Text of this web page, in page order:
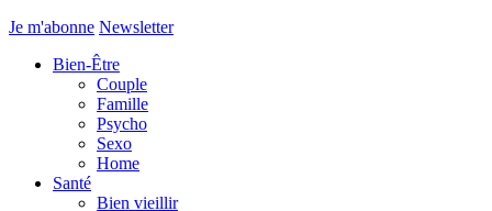
Je m'abonne Newsletter
Bien-Être
Couple
Famille
Psycho
Sexo
Home
Santé
Bien vieillir